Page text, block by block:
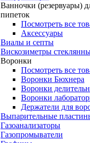
Ванночки (резервуары)
пипеток
Посмотреть все
Аксессуары
Виалы и септы
Вискозиметры
Воронки
Посмотреть все
Воронки Бюхнера
Воронки
Воронки
Держатели для
Выпарительные
Газоанализаторы
Газопромыватели